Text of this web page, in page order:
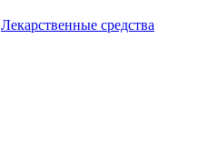
Лекарственные средства